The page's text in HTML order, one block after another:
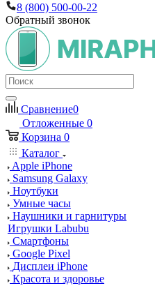
8 (800) 500-00-22
Обратный звонок
Сравнение0
Отложенные 0
Корзина 0
Каталог
Apple iPhone
Samsung Galaxy
Ноутбуки
Умные часы
Наушники и гарнитуры
Игрушки Labubu
Смартфоны
Google Pixel
Дисплеи iPhone
Красота и здоровье